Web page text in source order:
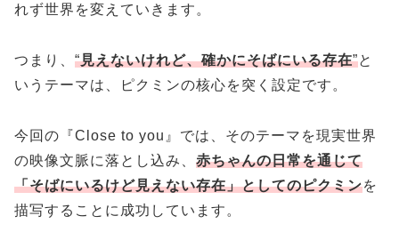
れず世界を変えていきます。
つまり、 “見えないけれど、確かにそばにいる存在”と
いうテーマは、ピクミンの核心を突く設定です。
今回の『Close to you』では、そのテーマを現実世界
の映像文脈に落とし込み、 赤ちゃんの日常を通じて
「そばにいるけど見えない存在」としてのピクミンを
描写することに成功しています。